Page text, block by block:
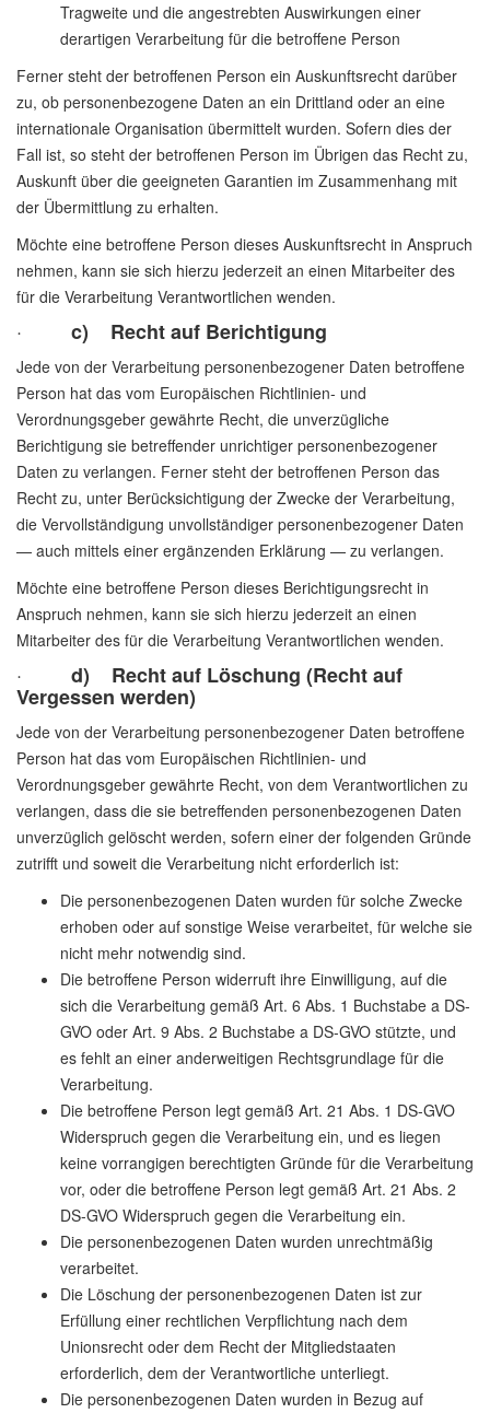
Tragweite und die angestrebten Auswirkungen einer
derartigen Verarbeitung für die betroffene Person
Ferner steht der betroffenen Person ein Auskunftsrecht darüber
zu, ob personenbezogene Daten an ein Drittland oder an eine
internationale Organisation übermittelt wurden. Sofern dies der
Fall ist, so steht der betroffenen Person im Übrigen das Recht zu,
Auskunft über die geeigneten Garantien im Zusammenhang mit
der Übermittlung zu erhalten.
Möchte eine betroffene Person dieses Auskunftsrecht in Anspruch
nehmen, kann sie sich hierzu jederzeit an einen Mitarbeiter des
für die Verarbeitung Verantwortlichen wenden.
· c) Recht auf Berichtigung
Jede von der Verarbeitung personenbezogener Daten betroffene
Person hat das vom Europäischen Richtlinien- und
Verordnungsgeber gewährte Recht, die unverzügliche
Berichtigung sie betreffender unrichtiger personenbezogener
Daten zu verlangen. Ferner steht der betroffenen Person das
Recht zu, unter Berücksichtigung der Zwecke der Verarbeitung,
die Vervollständigung unvollständiger personenbezogener Daten
— auch mittels einer ergänzenden Erklärung — zu verlangen.
Möchte eine betroffene Person dieses Berichtigungsrecht in
Anspruch nehmen, kann sie sich hierzu jederzeit an einen
Mitarbeiter des für die Verarbeitung Verantwortlichen wenden.
· d) Recht auf Löschung (Recht auf
Vergessen werden)
Jede von der Verarbeitung personenbezogener Daten betroffene
Person hat das vom Europäischen Richtlinien- und
Verordnungsgeber gewährte Recht, von dem Verantwortlichen zu
verlangen, dass die sie betreffenden personenbezogenen Daten
unverzüglich gelöscht werden, sofern einer der folgenden Gründe
zutrifft und soweit die Verarbeitung nicht erforderlich ist:
Die personenbezogenen Daten wurden für solche Zwecke
erhoben oder auf sonstige Weise verarbeitet, für welche sie
nicht mehr notwendig sind.
Die betroffene Person widerruft ihre Einwilligung, auf die
sich die Verarbeitung gemäß Art. 6 Abs. 1 Buchstabe a DS-
GVO oder Art. 9 Abs. 2 Buchstabe a DS-GVO stützte, und
es fehlt an einer anderweitigen Rechtsgrundlage für die
Verarbeitung.
Die betroffene Person legt gemäß Art. 21 Abs. 1 DS-GVO
Widerspruch gegen die Verarbeitung ein, und es liegen
keine vorrangigen berechtigten Gründe für die Verarbeitung
vor, oder die betroffene Person legt gemäß Art. 21 Abs. 2
DS-GVO Widerspruch gegen die Verarbeitung ein.
Die personenbezogenen Daten wurden unrechtmäßig
verarbeitet.
Die Löschung der personenbezogenen Daten ist zur
Erfüllung einer rechtlichen Verpflichtung nach dem
Unionsrecht oder dem Recht der Mitgliedstaaten
erforderlich, dem der Verantwortliche unterliegt.
Die personenbezogenen Daten wurden in Bezug auf